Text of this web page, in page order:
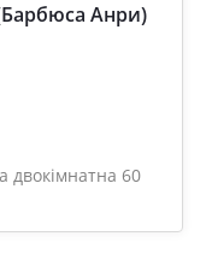
Анри)
двокімнатна 60